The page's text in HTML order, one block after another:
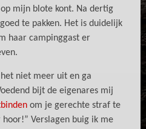
mijn blote kont. Na dertig
te pakken. Het is duidelijk
haar campinggast er
niet meer uit en ga
bijt de eigenares mij
om je gerechte straf te
Verslagen buig ik me